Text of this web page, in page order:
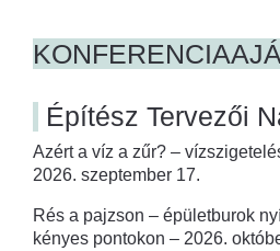
Építész Tervezői
Azért a víz a zűr? –
2026. szeptember 17.
Rés a pajzson – épületburok
kényes pontokon – 2026.